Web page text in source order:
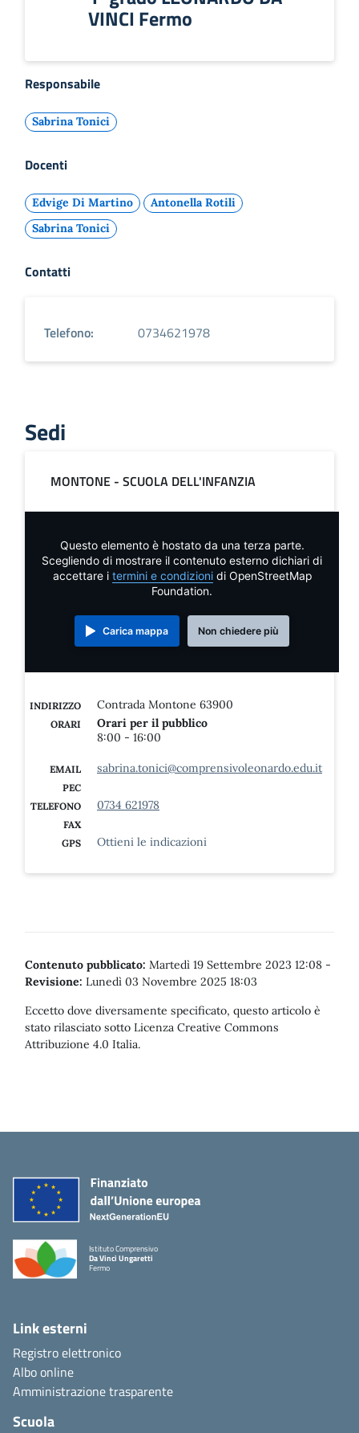
VINCI Fermo
Responsabile
Sabrina Tonici
Docenti
Edvige Di Martino
Antonella Rotili
Sabrina Tonici
Contatti
Telefono: 0734621978
Sedi
MONTONE - SCUOLA DELL'INFANZIA
Questo elemento è hostato da una terza parte.
Scegliendo di mostrare il contenuto esterno dichiari di
accettare i termini e condizionidi OpenStreetMap
Foundation.
Carica mappa Non chiedere più
INDIRIZZO Contrada Montone 63900
ORARI
Orari per il pubblico
8:00 - 16:00
EMAIL sabrina.tonici@comprensivoleonardo.edu.it
PEC
TELEFONO
0734 621978
FAX
GPS
Ottieni le indicazioni
Contenuto pubblicato: Martedì 19 Settembre 2023 12:08 -
Revisione: Lunedì 03 Novembre 2025 18:03
Eccetto dove diversamente specificato, questo articolo è
stato rilasciato sotto Licenza Creative Commons
Attribuzione 4.0 Italia.
Istituto Comprensivo
Da Vinci Ungaretti
Fermo
Link esterni
Registro elettronico
Albo online
Amministrazione trasparente
Scuola